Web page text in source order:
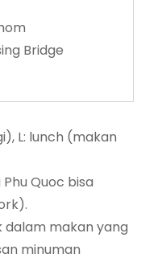
Bridge
L: lunch (makan
Quoc bisa
dalam makan yang
minuman